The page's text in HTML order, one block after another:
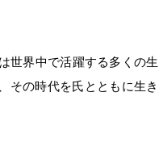
世界中で活躍する多くの生
その時代を氏とともに生き